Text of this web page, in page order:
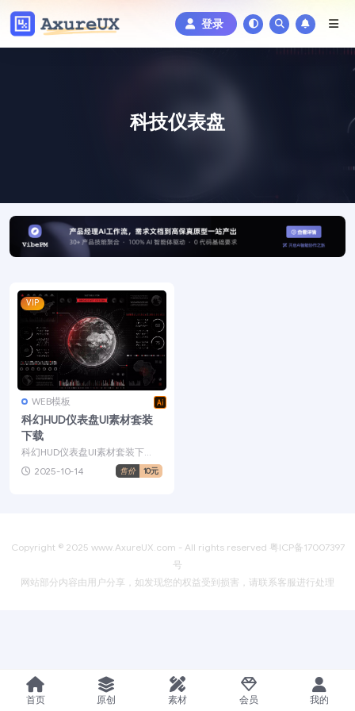
登录
科技仪表盘
VIP
WEB模板
科幻HUD仪表盘UI素材套装
下载
科幻HUD仪表盘UI素材套装下
载，创建逼真的仪表板，数据显
示和信息图表UI屏幕，...
2025-10-14 售价 10元
Copyright © 2025 www.AxureUX.com - All rights reserved 粤ICP备17007397
号
网站部分内容由用户分享，如发现您的权益受到损害，请联系客服进行处理
首页 原创 素材 会员 我的